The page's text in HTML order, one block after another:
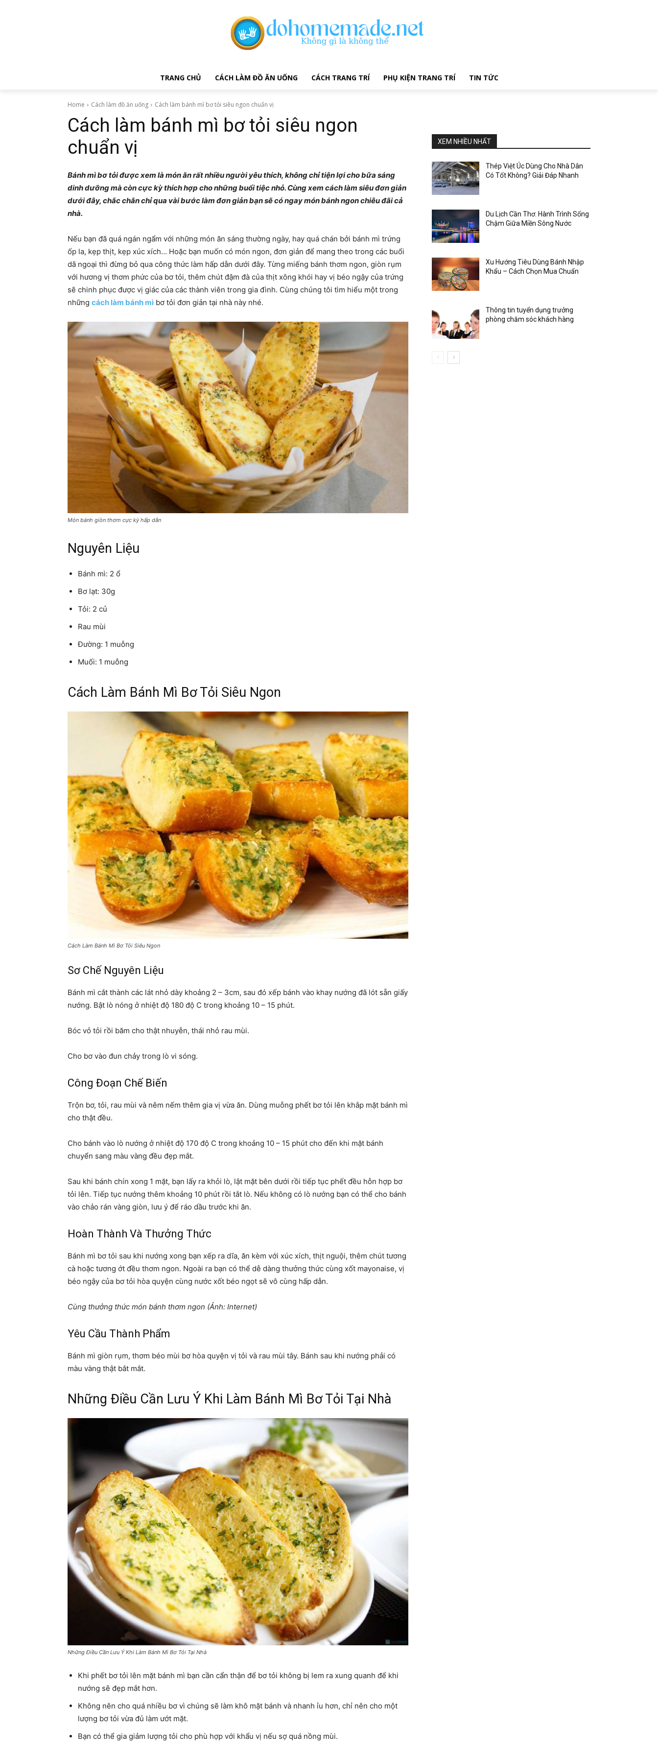
TRANG CHỦ CÁCH LÀM ĐỒ ĂN UỐNG CÁCH TRANG TRÍ PHỤ KIỆN TRANG TRÍ TIN TỨC
Home Cách làm đồ ăn uống Cách làm bánh mì bơ tỏi siêu ngon chuẩn vị
Cách làm bánh mì bơ tỏi siêu ngon
chuẩn vị
Bánh mì bơ tỏi được xem là món ăn rất nhiều người yêu thích, không chỉ tiện lợi cho bữa sáng
dinh dưỡng mà còn cực kỳ thích hợp cho những buổi tiệc nhỏ. Cùng xem cách làm siêu đơn giản
dưới đây, chắc chắn chỉ qua vài bước làm đơn giản bạn sẽ có ngay món bánh ngon chiêu đãi cả
nhà.
Nếu bạn đã quá ngán ngẩm với những món ăn sáng thường ngày, hay quá chán bởi bánh mì trứng
ốp la, kẹp thịt, kẹp xúc xích… Hoặc bạn muốn có món ngon, đơn giản để mang theo trong các buổi
dã ngoại thì đừng bỏ qua công thức làm hấp dẫn dưới đây. Từng miếng bánh thơm ngon, giòn rụm
với hương vị thơm phức của bơ tỏi, thêm chút đậm đà của thịt xông khói hay vị béo ngậy của trứng
sẽ chinh phục được vị giác của các thành viên trong gia đình. Cùng chúng tôi tìm hiểu một trong
những cách làm bánh mì bơ tỏi đơn giản tại nhà này nhé.
Món bánh giòn thơm cực kỳ hấp dẫn
Nguyên Liệu
Bánh mì: 2 ổ
Bơ lạt: 30g
Tỏi: 2 củ
Rau mùi
Đường: 1 muỗng
Muối: 1 muỗng
Cách Làm Bánh Mì Bơ Tỏi Siêu Ngon
Cách Làm Bánh Mì Bơ Tỏi Siêu Ngon
Sơ Chế Nguyên Liệu
Bánh mì cắt thành các lát nhỏ dày khoảng 2 – 3cm, sau đó xếp bánh vào khay nướng đã lót sẵn giấy
nướng. Bật lò nóng ở nhiệt độ 180 độ C trong khoảng 10 – 15 phút.
Bóc vỏ tỏi rồi băm cho thật nhuyễn, thái nhỏ rau mùi.
Cho bơ vào đun chảy trong lò vi sóng.
Công Đoạn Chế Biến
Trộn bơ, tỏi, rau mùi và nêm nếm thêm gia vị vừa ăn. Dùng muỗng phết bơ tỏi lên khắp mặt bánh mì
cho thật đều.
Cho bánh vào lò nướng ở nhiệt độ 170 độ C trong khoảng 10 – 15 phút cho đến khi mặt bánh
chuyển sang màu vàng đều đẹp mắt.
Sau khi bánh chín xong 1 mặt, bạn lấy ra khỏi lò, lật mặt bên dưới rồi tiếp tục phết đều hỗn hợp bơ
tỏi lên. Tiếp tục nướng thêm khoảng 10 phút rồi tắt lò. Nếu không có lò nướng bạn có thể cho bánh
vào chảo rán vàng giòn, lưu ý để ráo dầu trước khi ăn.
Hoàn Thành Và Thưởng Thức
Bánh mì bơ tỏi sau khi nướng xong bạn xếp ra dĩa, ăn kèm với xúc xích, thịt nguội, thêm chút tương
cà hoặc tương ớt đều thơm ngon. Ngoài ra bạn có thể dễ dàng thưởng thức cùng xốt mayonaise, vị
béo ngậy của bơ tỏi hòa quyện cùng nước xốt béo ngọt sẽ vô cùng hấp dẫn.
Cùng thưởng thức món bánh thơm ngon (Ảnh: Internet)
Yêu Cầu Thành Phẩm
Bánh mì giòn rụm, thơm béo mùi bơ hòa quyện vị tỏi và rau mùi tây. Bánh sau khi nướng phải có
màu vàng thật bắt mắt.
Những Điều Cần Lưu Ý Khi Làm Bánh Mì Bơ Tỏi Tại Nhà
Những Điều Cần Lưu Ý Khi Làm Bánh Mì Bơ Tỏi Tại Nhà
Khi phết bơ tỏi lên mặt bánh mì bạn cần cẩn thận để bơ tỏi không bị lem ra xung quanh để khi
nướng sẽ đẹp mắt hơn.
Không nên cho quá nhiều bơ vì chúng sẽ làm khô mặt bánh và nhanh ỉu hơn, chỉ nên cho một
lượng bơ tỏi vừa đủ làm ướt mặt.
Bạn có thể gia giảm lượng tỏi cho phù hợp với khẩu vị nếu sợ quá nồng mùi.
XEM NHIỀU NHẤT
Thép Việt Úc Dùng Cho Nhà Dân
Có Tốt Không? Giải Đáp Nhanh
Du Lịch Cần Thơ: Hành Trình Sống
Chậm Giữa Miền Sông Nước
Xu Hướng Tiêu Dùng Bánh Nhập
Khẩu – Cách Chọn Mua Chuẩn
Thông tin tuyển dụng trưởng
phòng chăm sóc khách hàng